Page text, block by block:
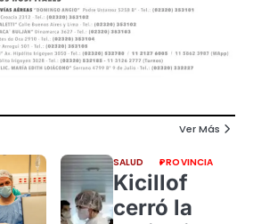
Ver Más
SALUD PROVINCIA
Kicillof
cerró la